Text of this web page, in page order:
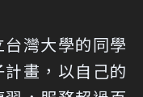
灣大學的同學
畫，以自己的